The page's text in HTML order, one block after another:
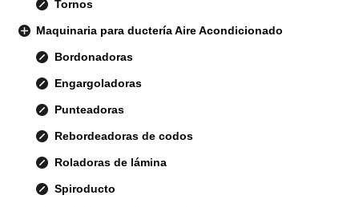
Tornos
Maquinaria para ductería Aire Acondicionado
Bordonadoras
Engargoladoras
Punteadoras
Rebordeadoras de codos
Roladoras de lámina
Spiroducto